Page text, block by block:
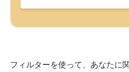
フィルターを使って、あなたに